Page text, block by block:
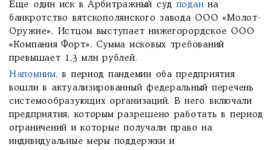
Еще один иск в Арбитражный суд подан на
банкротство вятскополянского завода ООО «Молот-
Оружие». Истцом выступает нижегорордское ООО
«Компания Форт». Сумма исковых требований
превышает 1,3 млн рублей.
Напомним, в период пандемии оба предприятия
вошли в актуализированный федеральный перечень
системообразующих организаций. В него включали
предприятия, которым разрешено работать в период
ограничений и которые получали право на
индивидуальные меры поддержки и